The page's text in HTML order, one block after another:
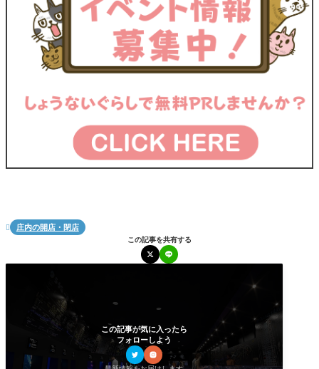
 庄内の開店・閉店
この記事を共有する
この記事が気に入ったら
フォローしよう